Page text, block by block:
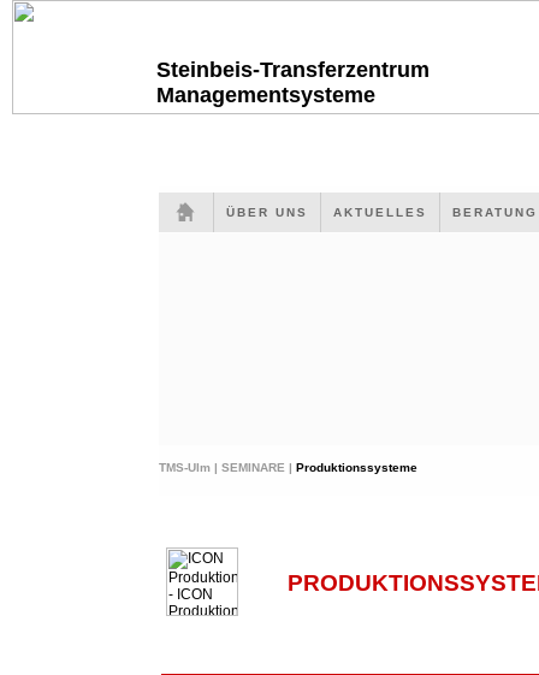
Steinbeis-Transferzentrum
Managementsysteme
ÜBER UNS AKTUELLES
TMS-Ulm | SEMINARE | Produktionssysteme